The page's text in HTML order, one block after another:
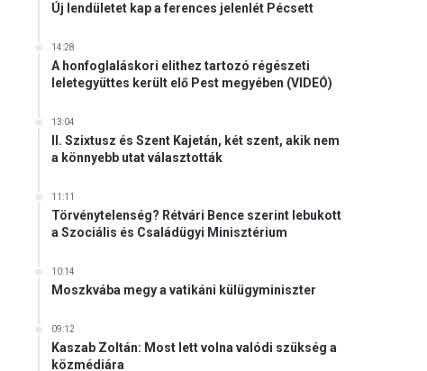
Új lendületet kap a ferences jelenlét Pécsett
14:28
A honfoglaláskori elithez tartozó régészeti
leletegyüttes került elő Pest megyében (VIDEÓ)
13:04
II. Szixtusz és Szent Kajetán, két szent, akik nem
a könnyebb utat választották
11:11
Törvénytelenség? Rétvári Bence szerint lebukott
a Szociális és Családügyi Minisztérium
10:14
Moszkvába megy a vatikáni külügyminiszter
09:12
Kaszab Zoltán: Most lett volna valódi szükség a
közmédiára